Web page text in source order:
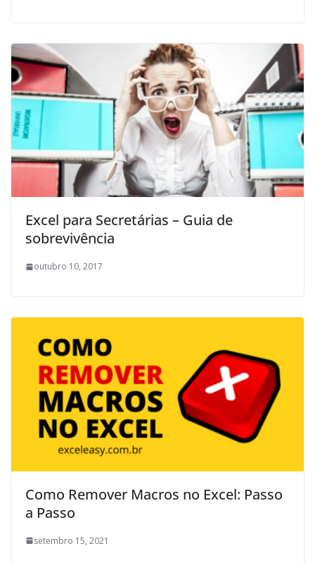
Excel para Secretárias – Guia de
sobrevivência
outubro 10, 2017
Como Remover Macros no Excel: Passo
a Passo
setembro 15, 2021